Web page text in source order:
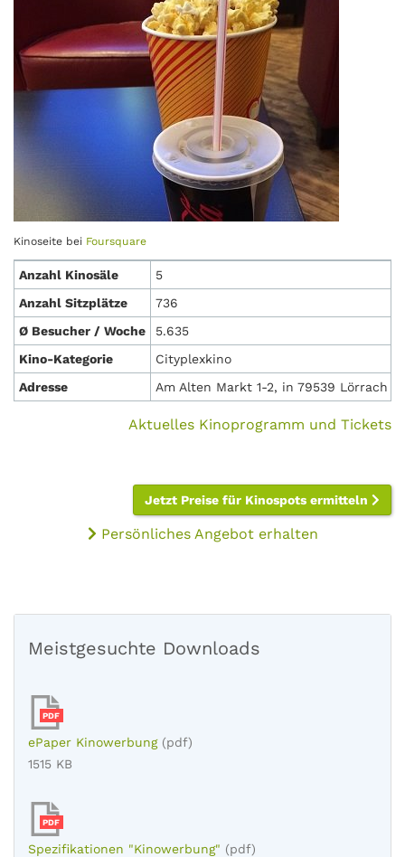
Kinoseite bei Foursquare
Anzahl Kinosäle
5
Anzahl Sitzplätze
736
Ø Besucher / Woche
5.635
Kino-Kategorie
Cityplexkino
Adresse
Am Alten Markt 1-2, in 79539 Lörrach
Aktuelles Kinoprogramm und Tickets
Jetzt Preise für Kinospots ermitteln
Persönliches Angebot erhalten
Meistgesuchte Downloads
PDF
ePaper Kinowerbung (pdf)
1515 KB
PDF
Spezifikationen "Kinowerbung" (pdf)